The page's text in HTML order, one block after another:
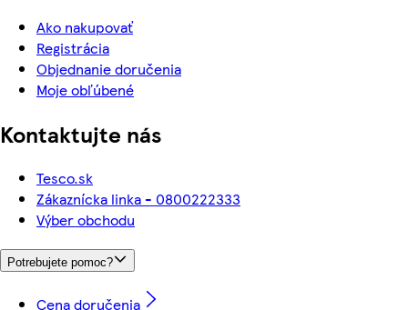
Ako nakupovať
Registrácia
Objednanie doručenia
Moje obľúbené
Kontaktujte nás
Tesco.sk
Zákaznícka linka - 0800222333
Výber obchodu
Potrebujete pomoc?
Cena doručenia